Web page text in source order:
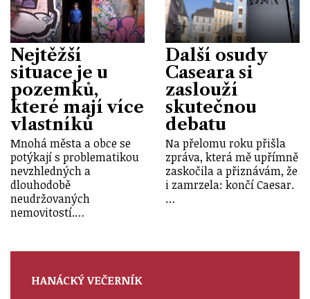
Nejtěžší
situace je u
pozemků,
které mají více
vlastníků
Mnohá města a obce se
potýkají s problematikou
nevzhledných a
dlouhodobě
neudržovaných
nemovitostí.…
Další osudy
Caseara si
zaslouží
skutečnou
debatu
Na přelomu roku přišla
zpráva, která mě upřímně
zaskočila a přiznávám, že
i zamrzela: končí Caesar.
…
HANÁCKÝ VEČERNÍK